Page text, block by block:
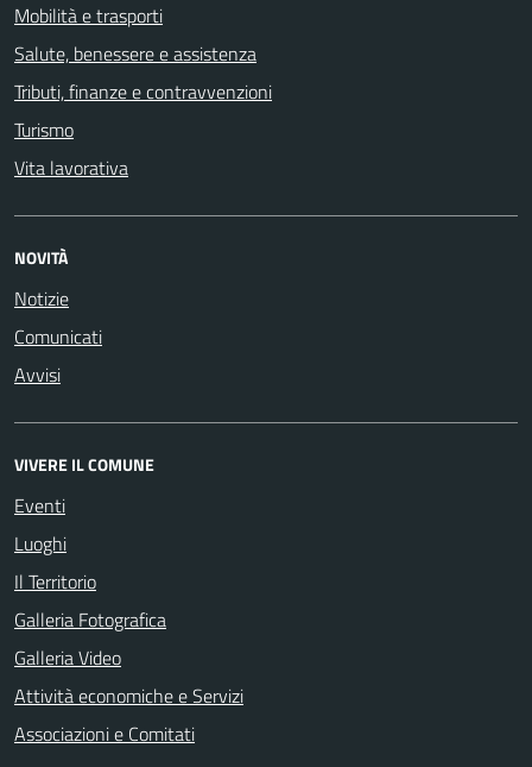
Mobilità e trasporti
Salute, benessere e assistenza
Tributi, finanze e contravvenzioni
Turismo
Vita lavorativa
NOVITÀ
Notizie
Comunicati
Avvisi
VIVERE IL COMUNE
Eventi
Luoghi
Il Territorio
Galleria Fotografica
Galleria Video
Attività economiche e Servizi
Associazioni e Comitati